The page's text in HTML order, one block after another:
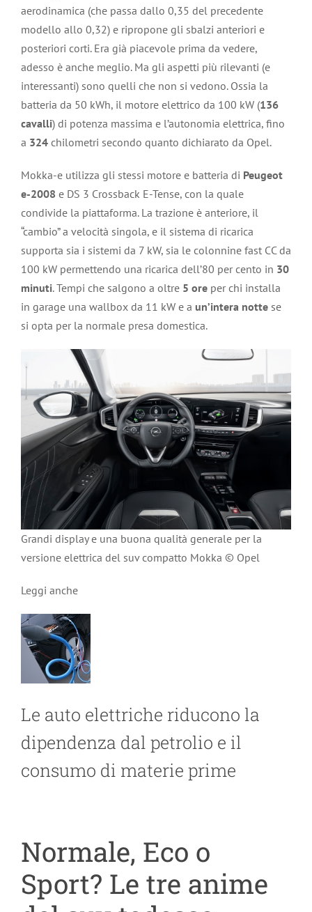
aerodinamica (che passa dallo 0,35 del precedente
modello allo 0,32) e ripropone gli sbalzi anteriori e
posteriori corti. Era già piacevole prima da vedere,
adesso è anche meglio. Ma gli aspetti più rilevanti (e
interessanti) sono quelli che non si vedono. Ossia la
batteria da 50 kWh, il motore elettrico da 100 kW (136
cavalli) di potenza massima e l’autonomia elettrica, fino
a 324 chilometri secondo quanto dichiarato da Opel.
Mokka-e utilizza gli stessi motore e batteria di Peugeot
e-2008 e DS 3 Crossback E-Tense, con la quale
condivide la piattaforma. La trazione è anteriore, il
“cambio” a velocità singola, e il sistema di ricarica
supporta sia i sistemi da 7 kW, sia le colonnine fast CC da
100 kW permettendo una ricarica dell’80 per cento in 30
minuti. Tempi che salgono a oltre 5 ore per chi installa
in garage una wallbox da 11 kW e a un’intera notte se
si opta per la normale presa domestica.
Grandi display e una buona qualità generale per la
versione elettrica del suv compatto Mokka © Opel
Leggi anche
Le auto elettriche riducono la
dipendenza dal petrolio e il
consumo di materie prime
Normale, Eco o
Sport? Le tre anime